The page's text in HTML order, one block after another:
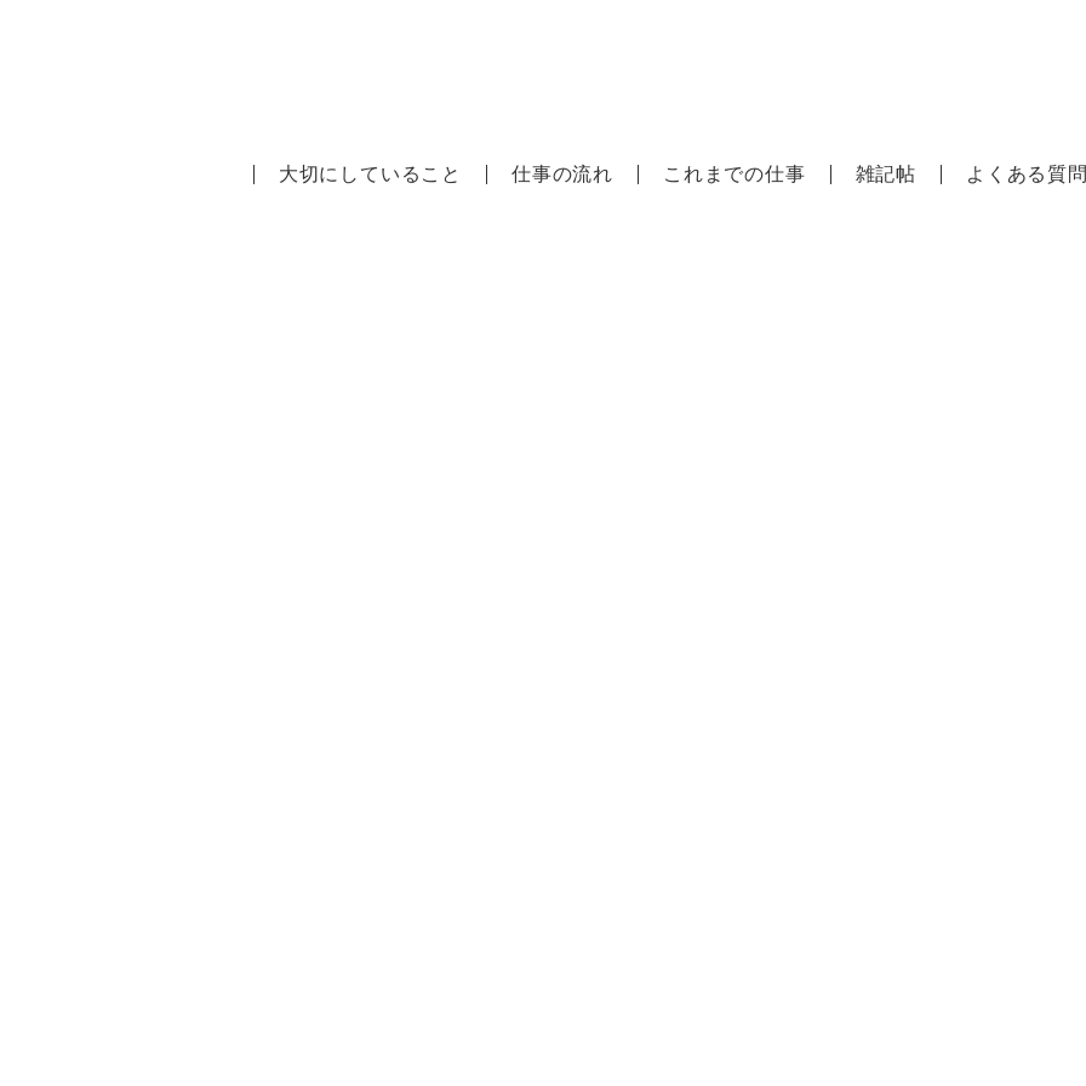
a/樋
大切にしていること 仕事の流れ これまでの仕事 雑記帖 よくある質